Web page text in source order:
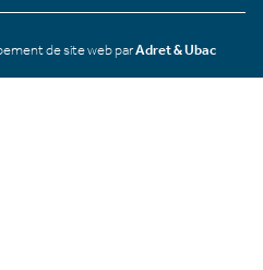
de site web parAdret & Ubac